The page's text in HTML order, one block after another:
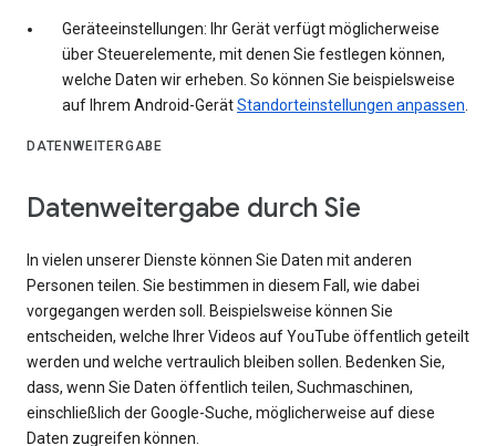
Geräteeinstellungen: Ihr Gerät verfügt möglicherweise
über Steuerelemente, mit denen Sie festlegen können,
welche Daten wir erheben. So können Sie beispielsweise
auf Ihrem Android-GerätStandorteinstellungen anpassen
DATENWEITERGABE
Datenweitergabe durch Sie
In vielen unserer Dienste können Sie Daten mit anderen
Personen teilen. Sie bestimmen in diesem Fall, wie dabei
vorgegangen werden soll. Beispielsweise können Sie
entscheiden, welche Ihrer Videos auf YouTube öffentlich geteilt
werden und welche vertraulich bleiben sollen. Bedenken Sie,
dass, wenn Sie Daten öffentlich teilen, Suchmaschinen,
einschließlich der Google-Suche, möglicherweise auf diese
Daten zugreifen können.